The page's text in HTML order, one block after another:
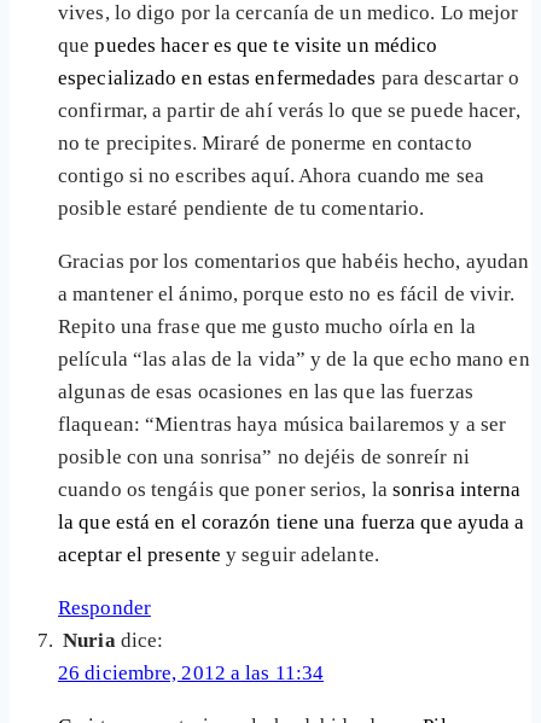
vives, lo digo por la cercanía de un medico. Lo mejor
quepuedes hacer es que te visite un médico
especializado en estas enfermedades para descartar o
confirmar, a partir de ahí verás lo que se puede hacer,
no te precipites. Miraré de ponerme en contacto
contigo si no escribes aquí. Ahora cuando me sea
posible estaré pendiente de tu comentario.
Gracias por los comentarios que habéis hecho, ayudan
a mantener el ánimo, porque esto no es fácil de vivir.
Repito una frase que me gusto mucho oírla en la
película “las alas de la vida” y de la que echo mano en
algunas de esas ocasiones en las que las fuerzas
flaquean: “Mientras haya música bailaremos y a ser
posible con una sonrisa” no dejéis de sonreír ni
cuando os tengáis que poner serios, la sonrisa interna
la que está en el corazón tiene una fuerza que ayuda a
aceptar el presentey seguir adelante.
Responder
Nuria dice:
26 diciembre, 2012 a las 11:34